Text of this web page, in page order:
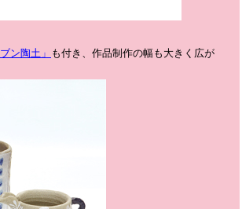
ン陶土」
も付き、作品制作の幅も大きく広が